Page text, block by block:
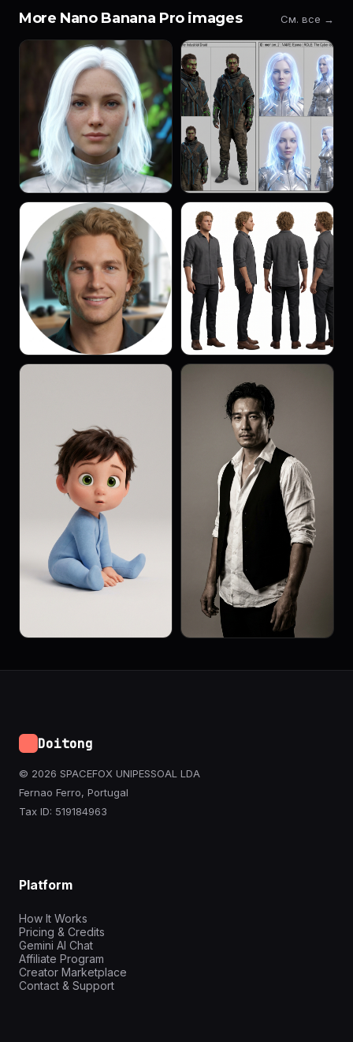
More Nano Banana Pro images См. все →
Doitong
© 2026 SPACEFOX UNIPESSOAL LDA
Fernao Ferro, Portugal
Tax ID: 519184963
Platform
How It Works
Pricing & Credits
Gemini AI Chat
Affiliate Program
Creator Marketplace
Contact & Support